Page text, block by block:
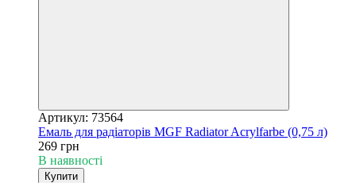
Артикул: 73564
Емаль для радіаторів MGF Radiator Acrylfarbe (0,75 л)
269 грн
В наявності
Купити